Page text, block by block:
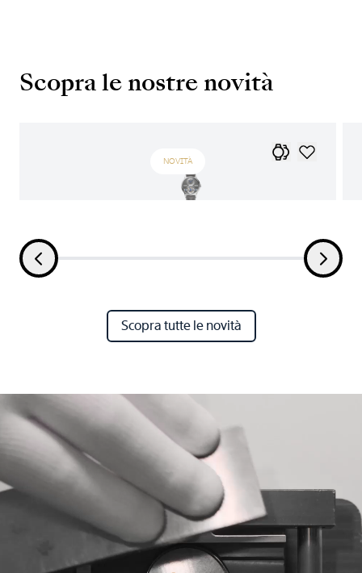
Scopra le nostre novità
NOVITÀ
Scopra tutte le novità